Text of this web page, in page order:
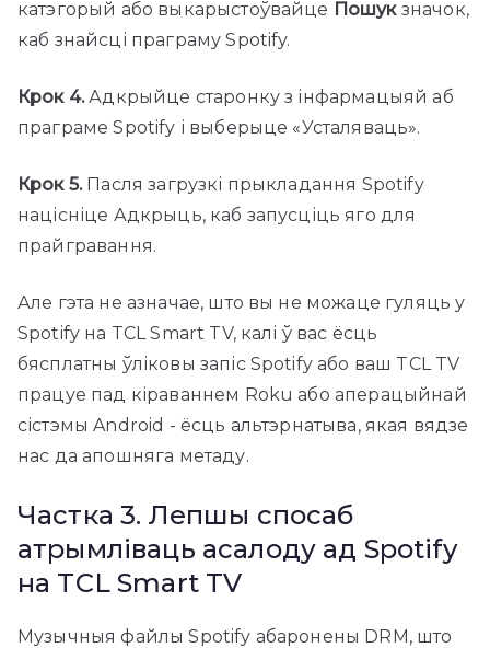
катэгорый або выкарыстоўвайце Пошукзначок,
каб знайсці праграму Spotify.
Крок 4.Адкрыйце старонку з інфармацыяй аб
праграме Spotify і выберыце «Усталяваць».
Крок 5.Пасля загрузкі прыкладання Spotify
націсніце Адкрыць, каб запусціць яго для
прайгравання.
Але гэта не азначае, што вы не можаце гуляць у
Spotify на TCL Smart TV, калі ў вас ёсць
бясплатны ўліковы запіс Spotify або ваш TCL TV
працуе пад кіраваннем Roku або аперацыйнай
сістэмы Android - ёсць альтэрнатыва, якая вядзе
нас да апошняга метаду.
Частка 3. Лепшы спосаб
атрымліваць асалоду ад Spotify
на TCL Smart TV
Музычныя файлы Spotify абаронены DRM, што